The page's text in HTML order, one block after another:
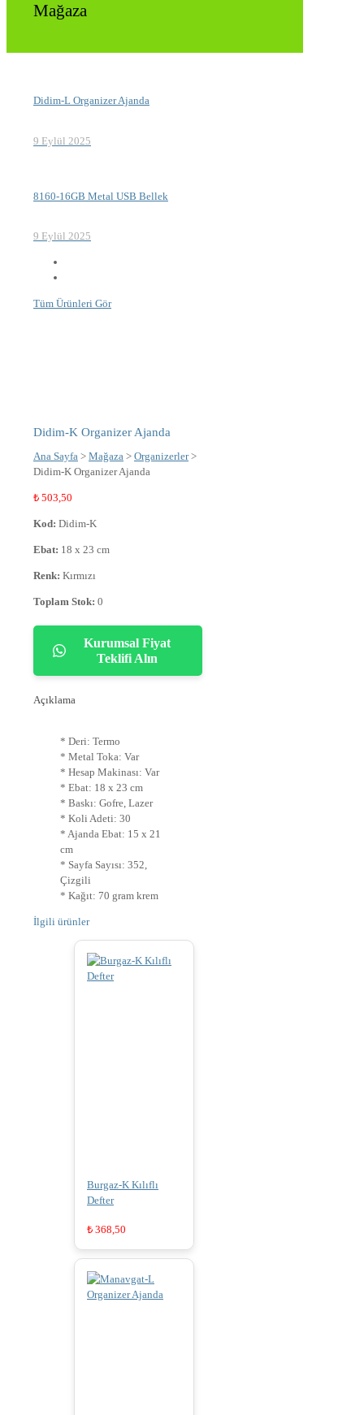
Mağaza
Didim-L Organizer Ajanda
9 Eylül 2025
8160-16GB Metal USB Bellek
9 Eylül 2025
Tüm Ürünleri Gör
Didim-K Organizer Ajanda
Ana Sayfa > Mağaza > Organizerler>
Didim-K Organizer Ajanda
₺ 503,50
Kod: Didim-K
Ebat: 18 x 23 cm
Renk: Kırmızı
Toplam Stok: 0
Kurumsal Fiyat
Teklifi Alın
Açıklama
* Deri: Termo
* Metal Toka: Var
* Hesap Makinası: Var
* Ebat: 18 x 23 cm
* Baskı: Gofre, Lazer
* Koli Adeti: 30
* Ajanda Ebat: 15 x 21
cm
* Sayfa Sayısı: 352,
Çizgili
* Kağıt: 70 gram krem
İlgili ürünler
Burgaz-K Kılıflı
Defter
₺ 368,50